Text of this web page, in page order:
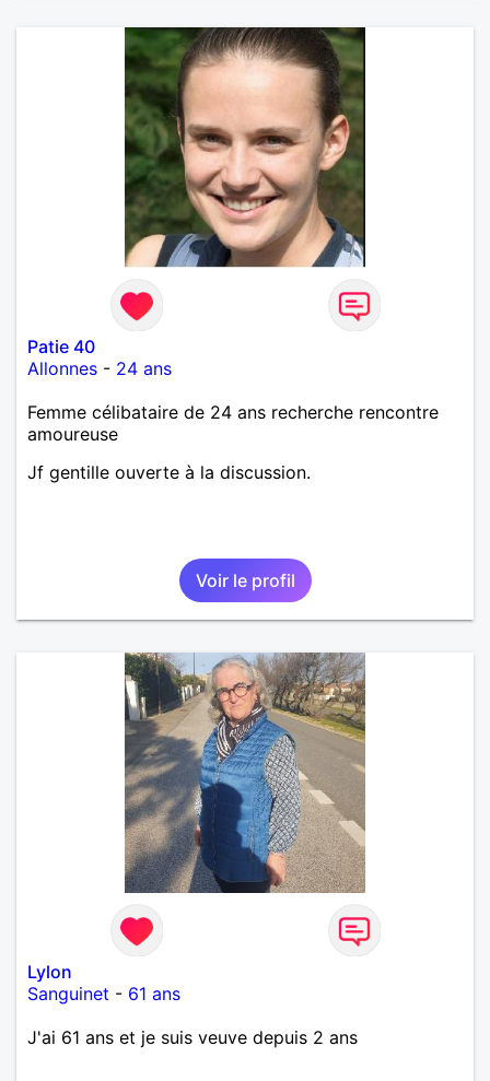
Patie 40
Allonnes - 24 ans
Femme célibataire de 24 ans recherche rencontre
amoureuse
Jf gentille ouverte à la discussion.
Voir le profil
Lylon
Sanguinet - 61 ans
J'ai 61 ans et je suis veuve depuis 2 ans